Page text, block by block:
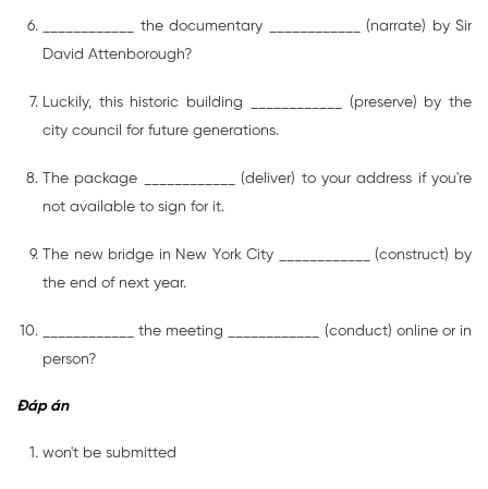
____________ the documentary ____________ (narrate) by Sir
David Attenborough?
Luckily, this historic building ____________ (preserve) by the
city council for future generations.
The package ____________ (deliver) to your address if you're
not available to sign for it.
The new bridge in New York City ____________ (construct) by
the end of next year.
____________ the meeting ____________ (conduct) online or in
person?
Đáp án
won't be submitted